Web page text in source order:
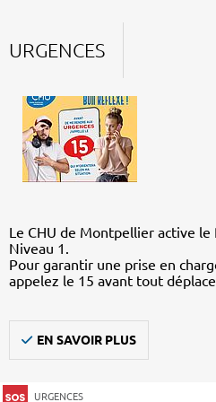
URGENCES
Le CHU de Montpellier active le
Niveau 1.
Pour garantir une prise en
appelez le 15 avant tout
EN SAVOIR PLUS
URGENCES